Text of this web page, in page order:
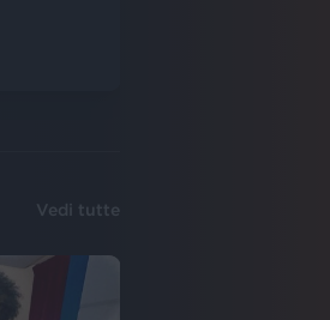
Vedi tutte